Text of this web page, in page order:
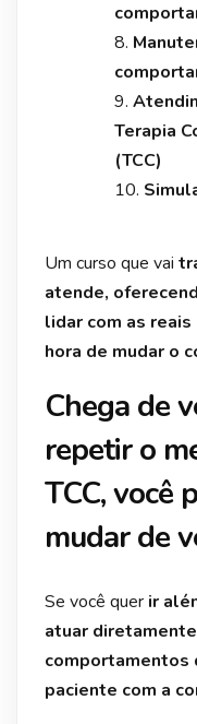
Terapia
(TCC)
Um curso que vai
atende,
lidar com as
hora de mudar o
Chega de
repetir o
TCC, você
mudar de
Se você quer ir
atuar
comportamentos
paciente com a